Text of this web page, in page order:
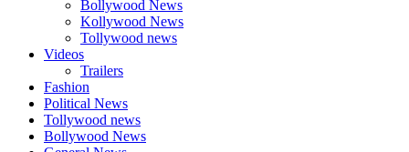
Bollywood News
Kollywood News
Tollywood news
Videos
Trailers
Fashion
Political News
Tollywood news
Bollywood News